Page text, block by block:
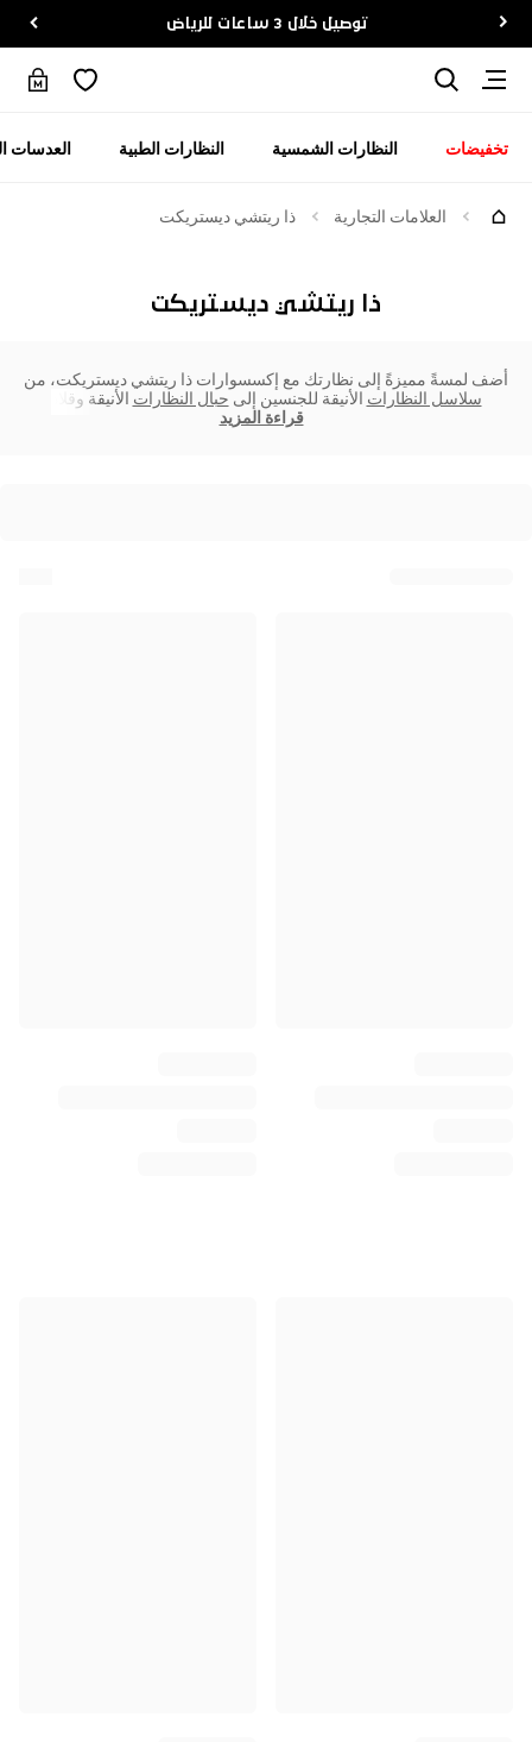
توصيل خلال 3 ساعات للرياض
تخفيضات النظارات الشمسية النظارات الطبية العدسات
العلامات التجارية ذا ريتشي ديستريكت
ذا ريتشي ديستريكت
أضف لمسةً مميزةً إلى نظارتك مع إكسسوارات ذا ريتشي ديستريكت، من
سلاسل النظارات الأنيقة للجنسين إلى حبال النظارات الأنيقة وقلاد
قراءة المزيد